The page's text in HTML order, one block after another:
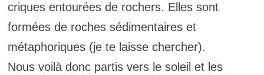
criques entourées de rochers. Elles sont
formées de roches sédimentaires et
métaphoriques (je te laisse chercher).
Nous voilà donc partis vers le soleil et les